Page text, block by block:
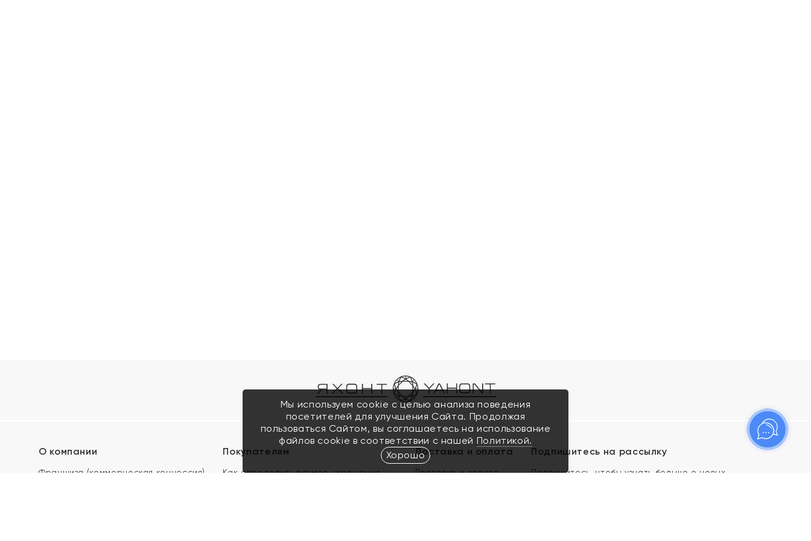
О компании
Франшиза (коммерческая концессия)
Покупателям
Как определить размер украшения
Доставка и оплата
Доставка и оплата
Подпишитесь на рассылку
Подпишитесь, чтобы узнать больше о новых
Мы используем cookie с целью анализа поведения
посетителей для улучшения Сайта. Продолжая
пользоваться Сайтом, вы соглашаетесь на использование
файлов cookie в соответствии с нашей Политикой.
Хорошо